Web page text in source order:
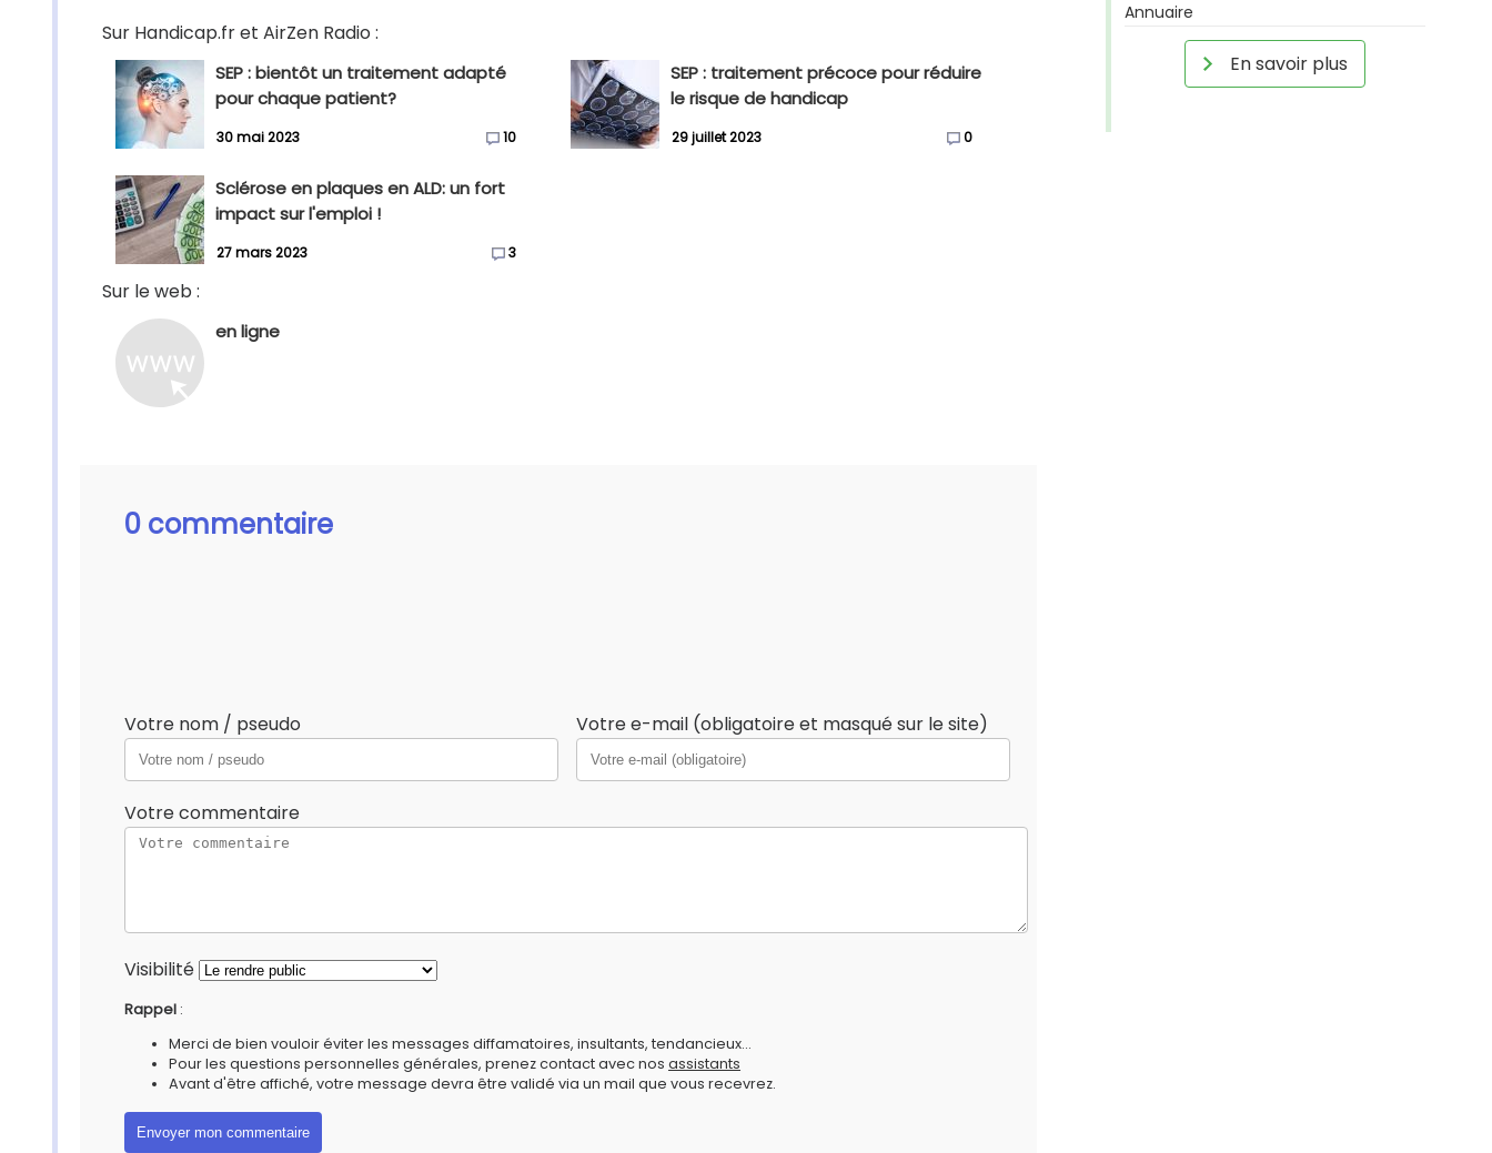
Sur Handicap.fr et AirZen Radio :
SEP : bientôt un traitement adapté
pour chaque patient?
30 mai 2023 10
SEP : traitement précoce pour réduire
le risque de handicap
29 juillet 2023 0
Sclérose en plaques en ALD: un fort
impact sur l'emploi !
27 mars 2023 3
Sur le web :
en ligne
0 commentaire
Votre nom / pseudo Votre e-mail (obligatoire et masqué sur le site)
Votre commentaire
Visibilité
Rappel :
Merci de bien vouloir éviter les messages diffamatoires, insultants, tendancieux...
Pour les questions personnelles générales, prenez contact avec nos assistants
Avant d'être affiché, votre message devra être validé via un mail que vous recevrez.
Annuaire
En savoir plus